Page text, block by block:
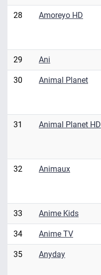
28 Amoreyo HD
29 Ani
30 Animal Planet
31 Animal Planet HD
32 Animaux
33 Anime Kids
34 Anime TV
35 Anyday